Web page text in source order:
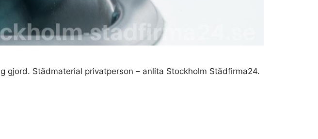
Städmaterial privatperson – anlita Stockholm Städfirma24.